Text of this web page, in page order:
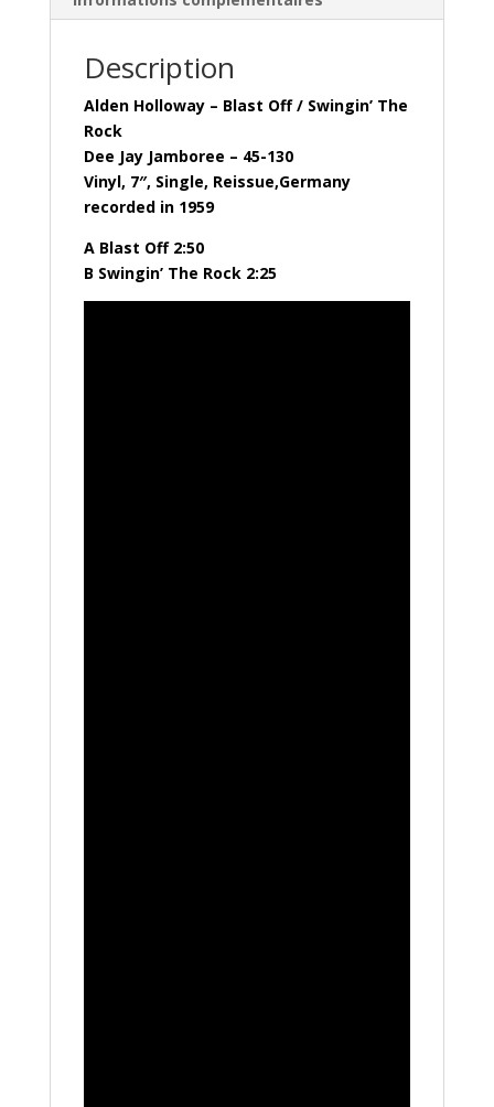
-
Description
Alden Holloway – Blast Off / Swingin’ The
Rock
Dee Jay Jamboree – 45-130
Vinyl, 7″, Single, Reissue,Germany
recorded in 1959
A Blast Off 2:50
B Swingin’ The Rock 2:25